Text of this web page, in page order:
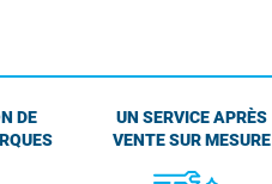
DE
UN SERVICE APRÈS
VENTE SUR MESURE